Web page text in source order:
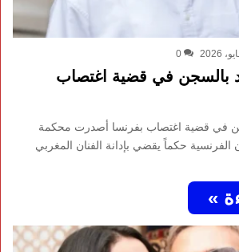
0
بالسجن في قضية اغتصاب
في قضية اغتصاب بفرنسا أصدرت محكمة
الفرنسية حكماً يقضي بإدانة الفنان المغربي
»